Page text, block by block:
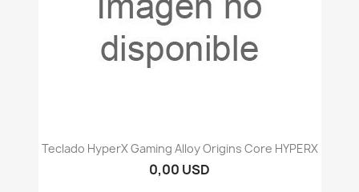
Teclado HyperX Gaming Alloy Origins Core HYPERX
0,00 USD